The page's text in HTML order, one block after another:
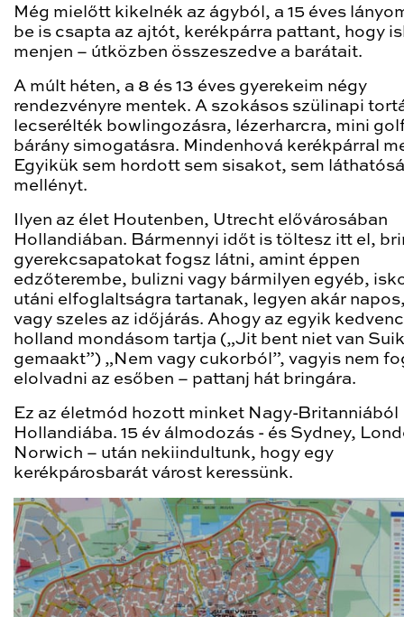
Még mielőtt kikelnék az ágyból, a 15 éves
be is csapta az ajtót, kerékpárra pattant, hogy
menjen – útközben összeszedve a barátait.
A múlt héten, a 8 és 13 éves gyerekeim négy
rendezvényre mentek. A szokásos szülinapi
lecserélték bowlingozásra, lézerharcra, mini
bárány simogatásra. Mindenhová kerékpárral
Egyikük sem hordott sem sisakot, sem
mellényt.
Ilyen az élet Houtenben, Utrecht elővárosában
Hollandiában. Bármennyi időt is töltesz itt el,
gyerekcsapatokat fogsz látni, amint éppen
edzőterembe, bulizni vagy bármilyen egyéb,
utáni elfoglaltságra tartanak, legyen akár
vagy szeles az időjárás. Ahogy az egyik kedvenc
holland mondásom tartja („Jit bent niet van
gemaakt”) „Nem vagy cukorból”, vagyis nem
elolvadni az esőben – pattanj hát bringára.
Ez az életmód hozott minket Nagy-Britanniából
Hollandiába. 15 év álmodozás - és Sydney,
Norwich – után nekiindultunk, hogy egy
kerékpárosbarát várost keressünk.